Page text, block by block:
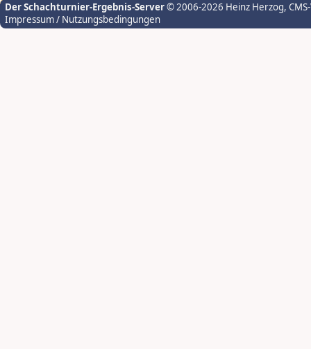
Der Schachturnier-Ergebnis-Server© 2006-2026 Heinz Herzog,
Impressum / Nutzungsbedingungen